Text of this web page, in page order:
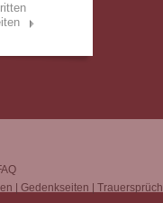
Gedenkseiten